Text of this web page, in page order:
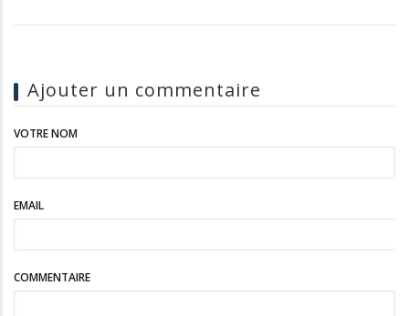
Ajouter un commentaire
VOTRE NOM
EMAIL
COMMENTAIRE